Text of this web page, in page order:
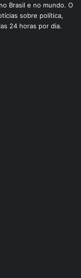
Brasil e no mundo. O
sobre política,
24 horas por dia.